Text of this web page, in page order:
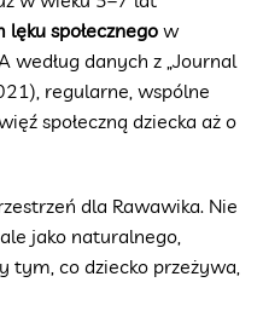
społecznego w
według danych z „Journal
regularne, wspólne
społeczną dziecka aż o
dla Rawawika. Nie
jako naturalnego,
tym, co dziecko przeżywa,